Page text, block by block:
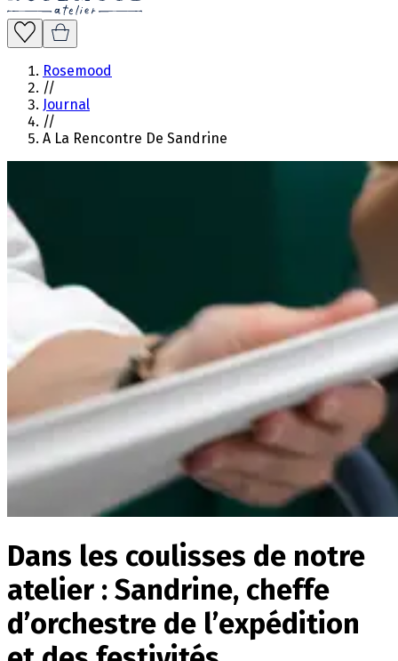
Rosemood
//
Journal
//
A La Rencontre De Sandrine
Dans les coulisses de notre
atelier : Sandrine, cheffe
d’orchestre de l’expédition